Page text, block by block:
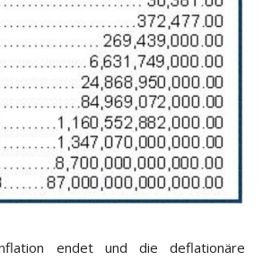
endet und die deflationäre